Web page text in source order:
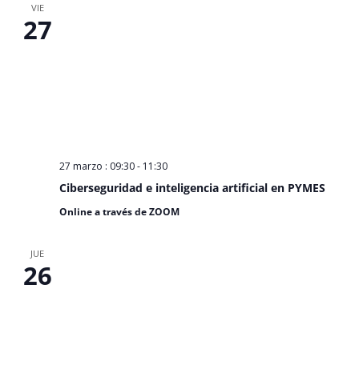
VIE
27
Ciberseguridad e inteligencia artificial en PYMES
27 marzo : 09:30- 11:30
Online a través de ZOOM
JUE
26